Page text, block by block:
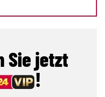
Sie jetzt
!